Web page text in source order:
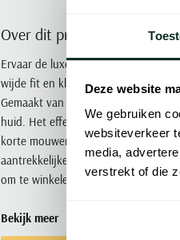
Deze website
We gebruiken
websiteverkeer
media,
verstrekt of die
Over dit product
Ervaar de luxe en comfort van dit
wijde fit en klassieke 3-
Gemaakt van 100% katoen is het
huid. Het effen design maakt het
korte mouwen maken het ideaal
aantrekkelijke stuk toe aan je
om te winkelen!
Bekijk meer